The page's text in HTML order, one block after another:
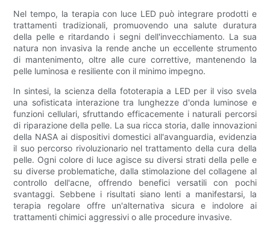
Nel tempo, la terapia con luce LED può integrare prodotti e
trattamenti tradizionali, promuovendo una salute duratura
della pelle e ritardando i segni dell'invecchiamento. La sua
natura non invasiva la rende anche un eccellente strumento
di mantenimento, oltre alle cure correttive, mantenendo la
pelle luminosa e resiliente con il minimo impegno.
In sintesi, la scienza della fototerapia a LED per il viso svela
una sofisticata interazione tra lunghezze d'onda luminose e
funzioni cellulari, sfruttando efficacemente i naturali percorsi
di riparazione della pelle. La sua ricca storia, dalle innovazioni
della NASA ai dispositivi domestici all'avanguardia, evidenzia
il suo percorso rivoluzionario nel trattamento della cura della
pelle. Ogni colore di luce agisce su diversi strati della pelle e
su diverse problematiche, dalla stimolazione del collagene al
controllo dell'acne, offrendo benefici versatili con pochi
svantaggi. Sebbene i risultati siano lenti a manifestarsi, la
terapia regolare offre un'alternativa sicura e indolore ai
trattamenti chimici aggressivi o alle procedure invasive.